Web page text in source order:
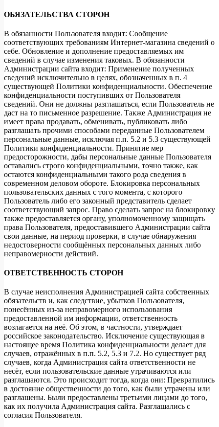
ОБЯЗАТЕЛЬСТВА СТОРОН
В обязанности Пользователя входит: Сообщение
соответствующих требованиям Интернет-магазина сведений о
себе. Обновление и дополнение предоставляемых им
сведений в случае изменения таковых. В обязанности
Администрации сайта входит: Применение полученных
сведений исключительно в целях, обозначенных в п. 4
существующей Политики конфиденциальности. Обеспечение
конфиденциальности поступивших от Пользователя
сведений. Они не должны разглашаться, если Пользователь не
даст на то письменное разрешение. Также Администрация не
имеет права продавать, обменивать, публиковать либо
разглашать прочими способами переданные Пользователем
персональные данные, исключая п.п. 5.2 и 5.3 существующей
Политики конфиденциальности. Принятие мер
предосторожности, дабы персональные данные Пользователя
оставались строго конфиденциальными, точно также, как
остаются конфиденциальными такого рода сведения в
современном деловом обороте. Блокировка персональных
пользовательских данных с того момента, с которого
Пользователь либо его законный представитель сделает
соответствующий запрос. Право сделать запрос на блокировку
также предоставляется органу, уполномоченному защищать
права Пользователя, предоставившего Администрации сайта
свои данные, на период проверки, в случае обнаружения
недостоверности сообщённых персональных данных либо
неправомерности действий.
ОТВЕТСТВЕННОСТЬ СТОРОН
В случае неисполнения Администрацией сайта собственных
обязательств и, как следствие, убытков Пользователя,
понесённых из-за неправомерного использования
предоставленной им информации, ответственность
возлагается на неё. Об этом, в частности, утверждает
российское законодательство. Исключение существующая в
настоящее время Политика конфиденциальности делает для
случаев, отражённых в п.п. 5.2, 5.3 и 7.2. Но существует ряд
случаев, когда Администрация сайта ответственности не
несёт, если пользовательские данные утрачиваются или
разглашаются. Это происходит тогда, когда они: Превратились
в достояние общественности до того, как были утрачены или
разглашены. Были предоставлены третьими лицами до того,
как их получила Администрация сайта. Разглашались с
согласия Пользователя.